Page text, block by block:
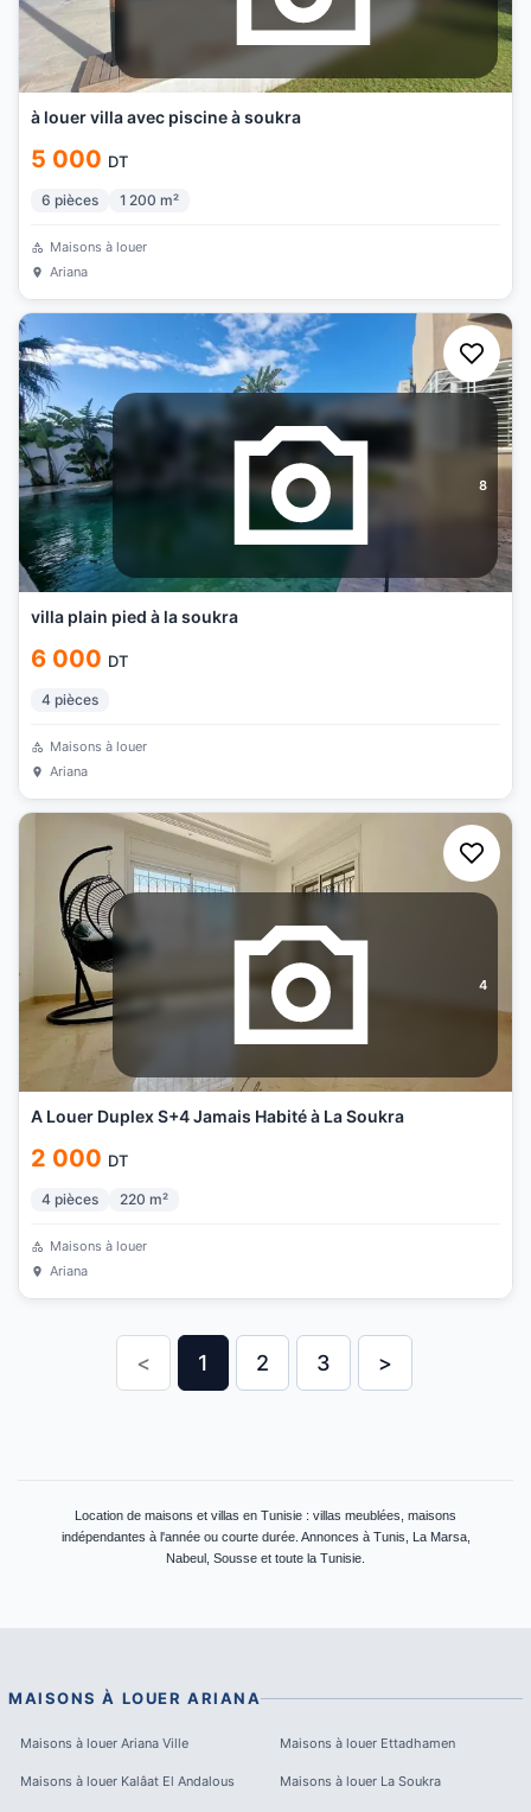
à louer villa avec piscine à soukra
5 000 DT
6 pièces 1 200 m²
Maisons à louer
Ariana
8
villa plain pied à la soukra
6 000 DT
4 pièces
Maisons à louer
Ariana
4
A Louer Duplex S+4 Jamais Habité à La Soukra
2 000 DT
4 pièces 220 m²
Maisons à louer
Ariana
< 1 2 3 >
Location de maisons et villas en Tunisie : villas meublées, maisons
indépendantes à l'année ou courte durée. Annonces à Tunis, La Marsa,
Nabeul, Sousse et toute la Tunisie.
MAISONS À LOUER ARIANA
Maisons à louer Ariana Ville Maisons à louer Ettadhamen
Maisons à louer Kalâat El Andalous Maisons à louer La Soukra